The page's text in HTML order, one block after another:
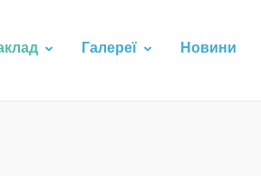
Галереї Новини